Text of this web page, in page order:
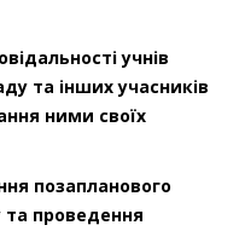
учнів
та інших учасників
ними своїх
позапланового
та проведення